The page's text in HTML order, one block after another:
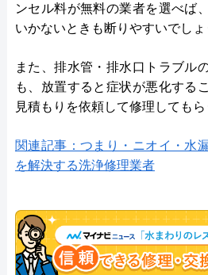
ンセル料が無料の業者を選べば
いかないときも断りやすいでしょ
また、排水管・排水口トラブル
も、放置すると症状が悪化する
見積もりを依頼して修理してもら
関連記事：つまり・ニオイ・水
を解決する洗浄修理業者